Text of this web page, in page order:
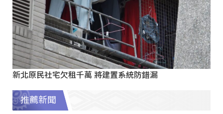
新北原民社宅欠租千萬 將建置系統防錯漏
推薦新聞